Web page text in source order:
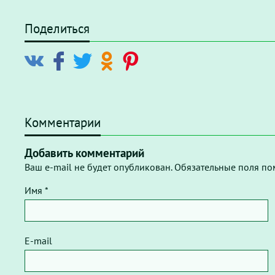
Поделиться
Комментарии
Добавить комментарий
Ваш e-mail не будет опубликован. Обязательные поля
Имя *
E-mail